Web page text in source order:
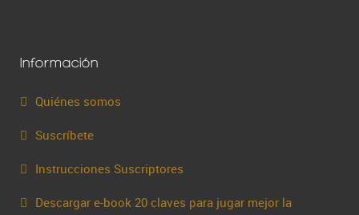
Información
Quiénes somos
Suscríbete
Instrucciones Suscriptores
Descargar e-book 20 claves para jugar mejor la